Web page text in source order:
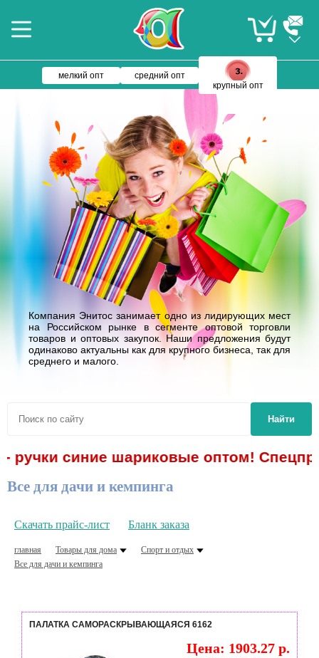
мелкий опт
средний опт
крупный опт
Компания Энитос занимает одно из лидирующих мест
на Российском рынке в сегменте оптовой торговли
товаров и оптовых закупок. Наши предложения будут
одинаково актуальны как для крупного бизнеса, так для
среднего и малого.
Найти
синие шариковые оптом!
Все для дачи и кемпинга
Скачать прайс-лист Бланк заказа
главная Товары для дома
Спорт и отдых
Все для дачи и кемпинга
ПАЛАТКА САМОРАСКРЫВАЮЩАЯСЯ 6162
Цена: 1903.27 р.